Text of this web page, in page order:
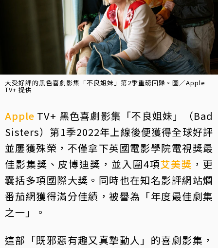
大受好評的黑色喜劇影集「不良姐妹」第2季重磅回歸。圖／Apple
TV+ 提供
Apple TV+ 黑色喜劇影集「不良姐妹」（Bad
Sisters）第1季2022年上線後便獲得全球好評
並屢獲殊榮，不僅拿下英國電影學院電視獎最
佳影集獎、皮博迪獎，並入圍4項艾美獎 ，更
囊括多項國際大獎。同時也在知名影評網站爛
番茄網獲得滿分佳績，被譽為「年度最佳劇集
之一」。
這部「既邪惡有趣又真摯動人」的喜劇影集，